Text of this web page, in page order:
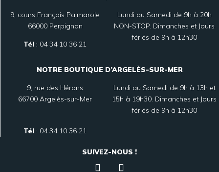
9, cours François Palmarole
66000 Perpignan
Tél : 04 34 10 36 21
Lundi au Samedi de 9h à 20h
NON-STOP. Dimanches et Jours
fériés de 9h à 12h30
NOTRE BOUTIQUE D’ARGELÈS-SUR-MER
9, rue des Hérons
66700 Argelès-sur-Mer
Tél : 04 34 10 36 21
Lundi au Samedi de 9h à 13h et
15h à 19h30. Dimanches et Jours
fériés de 9h à 12h30
SUIVEZ-NOUS !